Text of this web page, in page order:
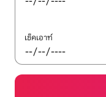
เช็คเอาท์